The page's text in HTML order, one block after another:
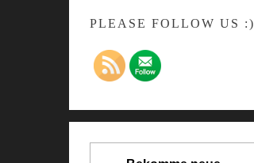
PLEASE FOLLOW US :)